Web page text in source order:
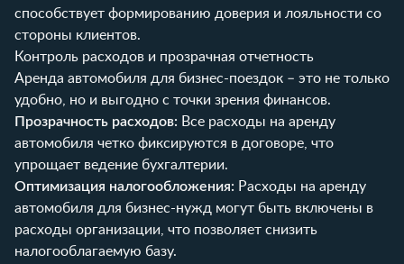
способствует формированию доверия и лояльности со
стороны клиентов.
Контроль расходов и прозрачная отчетность
Аренда автомобиля для бизнес-поездок – это не только
удобно, но и выгодно с точки зрения финансов.
Прозрачность расходов: Все расходы на аренду
автомобиля четко фиксируются в договоре, что
упрощает ведение бухгалтерии.
Оптимизация налогообложения: Расходы на аренду
автомобиля для бизнес-нужд могут быть включены в
расходы организации, что позволяет снизить
налогооблагаемую базу.